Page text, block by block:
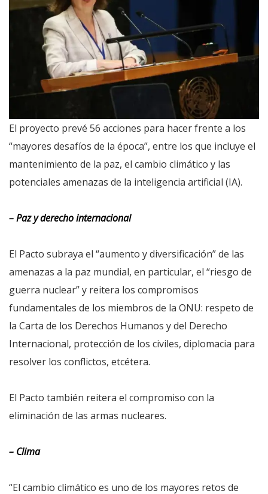
El proyecto prevé 56 acciones para hacer frente a los
“mayores desafíos de la época”, entre los que incluye el
mantenimiento de la paz, el cambio climático y las
potenciales amenazas de la inteligencia artificial (IA).
– Paz y derecho internacional
El Pacto subraya el “aumento y diversificación” de las
amenazas a la paz mundial, en particular, el “riesgo de
guerra nuclear” y reitera los compromisos
fundamentales de los miembros de la ONU: respeto de
la Carta de los Derechos Humanos y del Derecho
Internacional, protección de los civiles, diplomacia para
resolver los conflictos, etcétera.
El Pacto también reitera el compromiso con la
eliminación de las armas nucleares.
– Clima
“El cambio climático es uno de los mayores retos de